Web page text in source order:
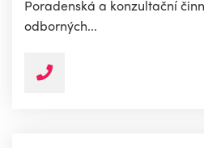
Poradenská a konzultační
odborných...